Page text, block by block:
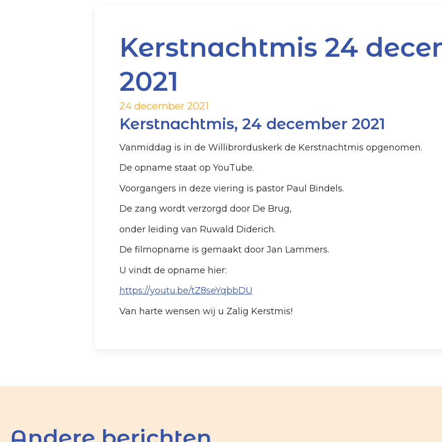
Kerstnachtmis 24
2021
24 december 2021
Kerstnachtmis, 24 december 2021
Vanmiddag is in de Willibrorduskerk de Kerstnachtmis opgenomen.
De opname staat op YouTube.
Voorgangers in deze viering is pastor Paul Bindels.
De zang wordt verzorgd door De Brug,
onder leiding van Ruwald Diderich.
De filmopname is gemaakt door Jan Lammers.
U vindt de opname hier:
https://youtu.be/tZ8seYqbbDU
Van harte wensen wij u Zalig Kerstmis!